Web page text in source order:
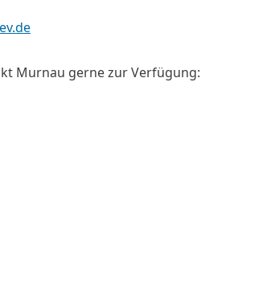
Murnau gerne zur Verfügung: